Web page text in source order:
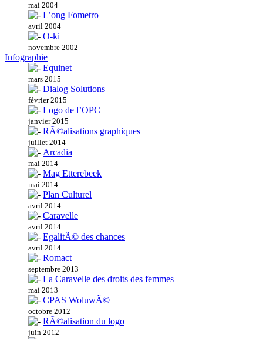
mai 2004
L’ong Fometro
avril 2004
O-ki
novembre 2002
Infographie
Equinet
mars 2015
Dialog Solutions
février 2015
Logo de l’OPC
janvier 2015
RÃ©alisations graphiques
juillet 2014
Arcadia
mai 2014
Mag Etterebeek
mai 2014
Plan Culturel
avril 2014
Caravelle
avril 2014
EgalitÃ© des chances
avril 2014
Romact
septembre 2013
La Caravelle des droits des femmes
mai 2013
CPAS WoluwÃ©
octobre 2012
RÃ©alisation du logo
juin 2012